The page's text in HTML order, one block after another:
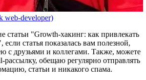
web-developer)
статьи "Growth-хакинг: как привлекать
, если статья показалась вам полезной,
с друзьями и коллегами. Также, можете
рассылку, обещаю регулярно отправлять
статьи и никакого спама.